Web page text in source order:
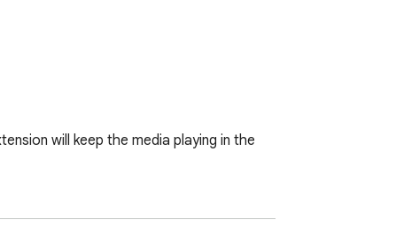
will keep the media playing in the